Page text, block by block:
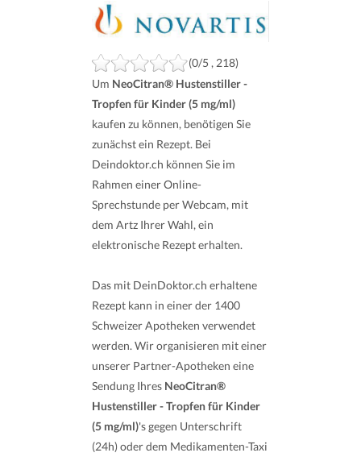
(0/5 , 218)
Um NeoCitran® Hustenstiller -
Tropfen für Kinder (5 mg/ml)
kaufen zu können, benötigen Sie
zunächst ein Rezept. Bei
Deindoktor.ch können Sie im
Rahmen einer Online-
Sprechstunde per Webcam, mit
dem Artz Ihrer Wahl, ein
elektronische Rezept erhalten.
Das mit DeinDoktor.ch erhaltene
Rezept kann in einer der 1400
Schweizer Apotheken verwendet
werden. Wir organisieren mit einer
unserer Partner-Apotheken eine
Sendung Ihres NeoCitran®
Hustenstiller - Tropfen für Kinder
(5 mg/ml)'s gegen Unterschrift
(24h) oder dem Medikamenten-Taxi